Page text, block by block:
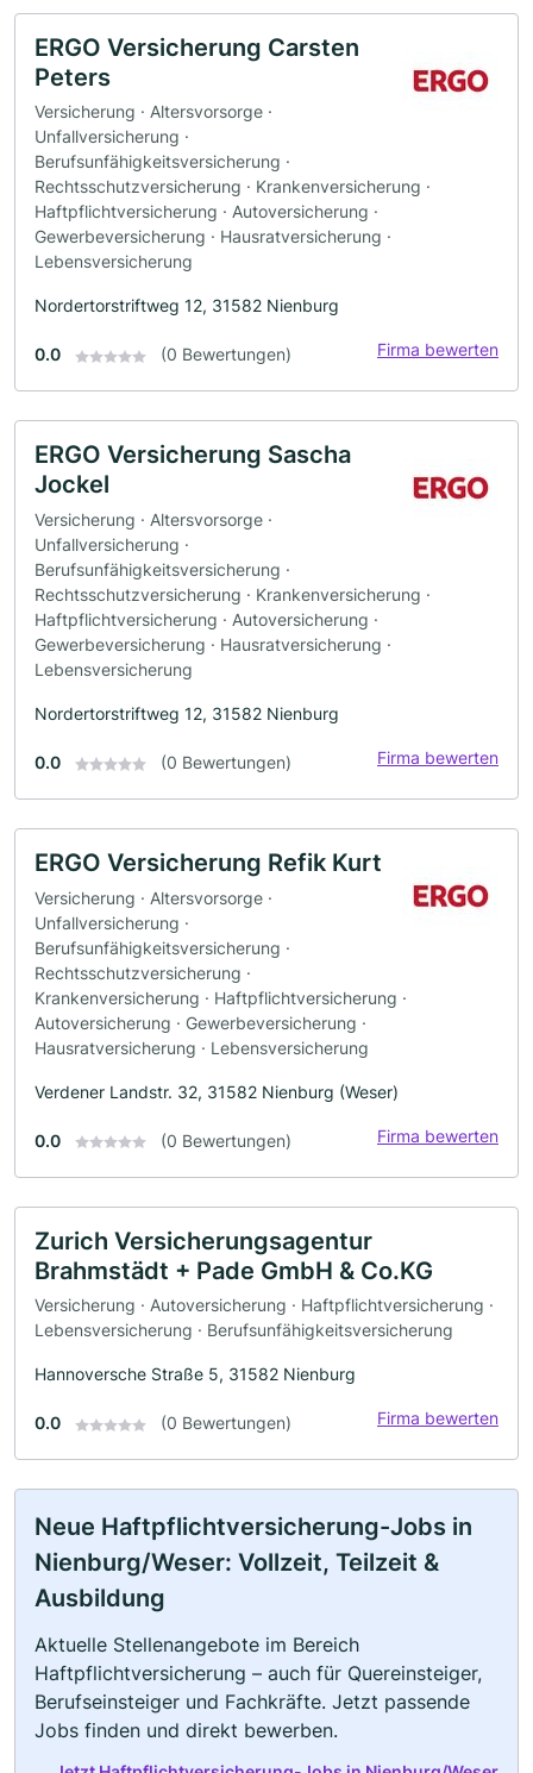
ERGO Versicherung Carsten
Peters
Versicherung · Altersvorsorge ·
Unfallversicherung ·
Berufsunfähigkeitsversicherung ·
Rechtsschutzversicherung · Krankenversicherung ·
Haftpflichtversicherung · Autoversicherung ·
Gewerbeversicherung · Hausratversicherung ·
Lebensversicherung
Nordertorstriftweg 12, 31582 Nienburg
0.0 (0 Bewertungen) Firma bewerten
ERGO Versicherung Sascha
Jockel
Versicherung · Altersvorsorge ·
Unfallversicherung ·
Berufsunfähigkeitsversicherung ·
Rechtsschutzversicherung · Krankenversicherung ·
Haftpflichtversicherung · Autoversicherung ·
Gewerbeversicherung · Hausratversicherung ·
Lebensversicherung
Nordertorstriftweg 12, 31582 Nienburg
0.0 (0 Bewertungen) Firma bewerten
ERGO Versicherung Refik Kurt
Versicherung · Altersvorsorge ·
Unfallversicherung ·
Berufsunfähigkeitsversicherung ·
Rechtsschutzversicherung ·
Krankenversicherung · Haftpflichtversicherung ·
Autoversicherung · Gewerbeversicherung ·
Hausratversicherung · Lebensversicherung
Verdener Landstr. 32, 31582 Nienburg (Weser)
0.0 (0 Bewertungen) Firma bewerten
Zurich Versicherungsagentur
Brahmstädt + Pade GmbH & Co.KG
Versicherung · Autoversicherung · Haftpflichtversicherung ·
Lebensversicherung · Berufsunfähigkeitsversicherung
Hannoversche Straße 5, 31582 Nienburg
0.0 (0 Bewertungen) Firma bewerten
Neue Haftpflichtversicherung-Jobs in
Nienburg/Weser: Vollzeit, Teilzeit &
Ausbildung
Aktuelle Stellenangebote im Bereich
Haftpflichtversicherung – auch für Quereinsteiger,
Berufseinsteiger und Fachkräfte. Jetzt passende
Jobs finden und direkt bewerben.